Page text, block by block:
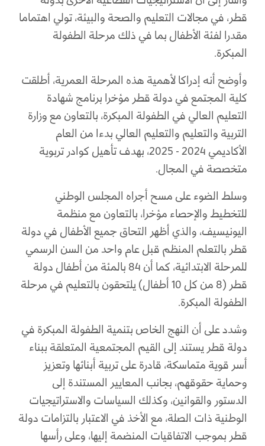
قطر، في مجالات التعليم والصحة والبيئة، تولي اهتماما
مقدرا لفئة الأطفال بما في ذلك مرحلة الطفولة
المبكرة.
وأوضح أنه إدراكا لأهمية هذه المرحلة العمرية، أطلقت
كلية المجتمع في دولة قطر مؤخرا برنامج شهادة
التعليم العالي في الطفولة المبكرة، بالتعاون مع وزارة
التربية والتعليم والتعليم العالي بدءا من العام
الأكاديمي 2024 - 2025، بهدف تأهيل كوادر تربوية
متخصصة في المجال.
وسلط الضوء على مسح أجراه المجلس الوطني
للتخطيط والإحصاء مؤخرا، بالتعاون مع منظمة
اليونيسيف، والذي أظهر التحاق جميع الأطفال في دولة
قطر بالتعلم المنظم قبل عام واحد من السن الرسمي
للمرحلة الابتدائية، كما أن 84 بالمئة من أطفال دولة
قطر (8 من كل 10 أطفال) يلتحقون بالتعليم في مرحلة
الطفولة المبكرة.
وشدد على أن النهج الخاص بتنمية الطفولة المبكرة في
دولة قطر يستند إلى القيم المجتمعية المتعلقة ببناء
أسر قوية متماسكة، قادرة على تربية أبنائها وتعزيز
وحماية حقوقهم، بجانب المعايير المستندة إلى
الدستور والقوانين، وكذلك السياسات والاستراتيجيات
الوطنية ذات الصلة، مع الأخذ في الاعتبار بالتزامات دولة
قطر بموجب الاتفاقيات المنضمة إليها، وعلى رأسها